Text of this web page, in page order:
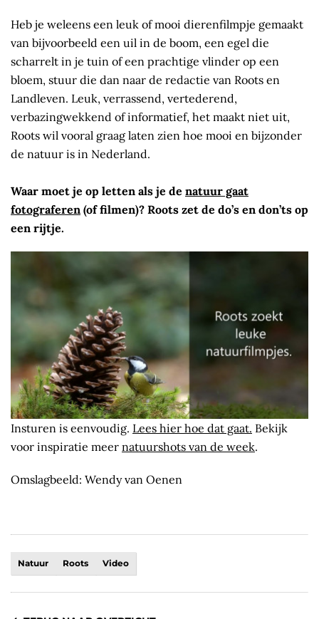
Heb je weleens een leuk of mooi dierenfilmpje gemaakt
van bijvoorbeeld een uil in de boom, een egel die
scharrelt in je tuin of een prachtige vlinder op een
bloem, stuur die dan naar de redactie van Roots en
Landleven. Leuk, verrassend, vertederend,
verbazingwekkend of informatief, het maakt niet uit,
Roots wil vooral graag laten zien hoe mooi en bijzonder
de natuur is in Nederland.
Waar moet je op letten als je de natuur gaat
fotograferen (of filmen)? Roots zet de do’s en don’ts op
een rijtje.
Insturen is eenvoudig. Lees hier hoe dat gaat. Bekijk
voor inspiratie meer natuurshots van de week.
Omslagbeeld: Wendy van Oenen
Natuur Roots Video